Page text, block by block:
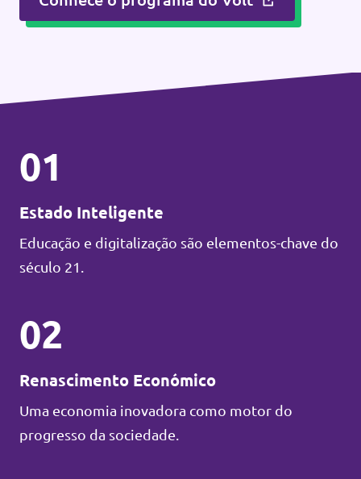
01
Estado Inteligente
Educação e digitalização são elementos-chave do
século 21.
02
Renascimento Económico
Uma economia inovadora como motor do
progresso da sociedade.